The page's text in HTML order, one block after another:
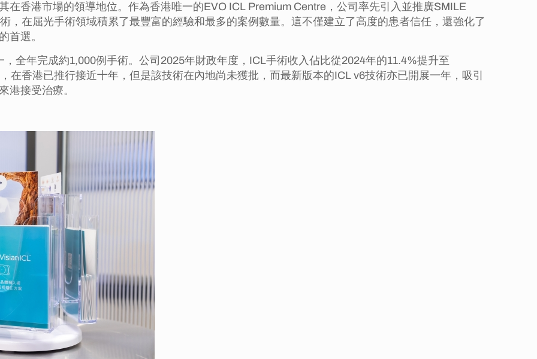
在香港市場的領導地位。作為香港唯一的EVO ICL Premium Centre，公司率先引入並推廣SMILE
，在屈光手術領域積累了最豐富的經驗和最多的案例數量。這不僅建立了高度的患者信任，還強化了
首選。
全年完成約1,000例手術。公司2025年財政年度，ICL手術收入佔比從2024年的11.4%提升至
在香港已推行接近十年，但是該技術在內地尚未獲批，而最新版本的ICL v6技術亦已開展一年，吸引
港接受治療。